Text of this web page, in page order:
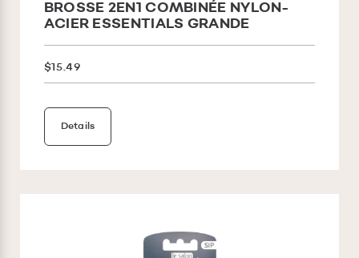
BROSSE 2EN1 COMBINÉE NYLON-
ACIER ESSENTIALS GRANDE
$15.49
Details